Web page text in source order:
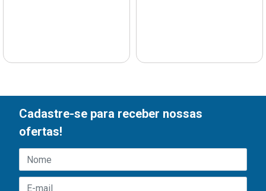
Cadastre-se para receber nossas
ofertas!